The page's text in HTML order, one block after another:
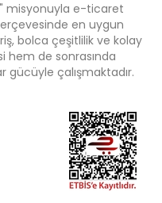
misyonuyla e-ticaret
en uygun
bolca çeşitlilik ve kolay
hem de sonrasında
çalışmaktadır.